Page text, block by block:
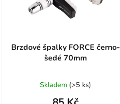
Brzdové špalky FORCE černo-
šedé 70mm
Skladem (>5 ks)